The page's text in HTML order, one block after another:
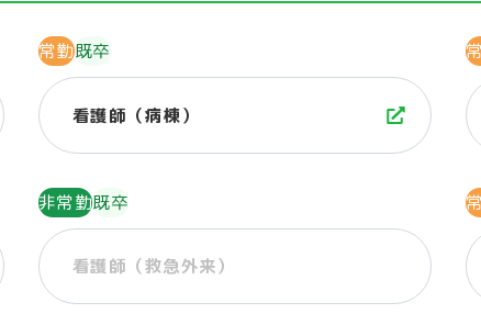
常勤既卒
看護師（病棟）
非常勤既卒
看護師（救急外来）